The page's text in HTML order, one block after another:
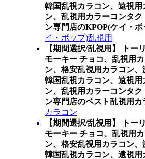
韓国乱視カラコン、遠視
ン、乱視用カラーコンタ
ン専門店のKPOP(ケイ・ポ
イ・ポップ)乱視用
【期間選択/乱視用】 トー
モーキー チョコ、乱視用
ン、格安乱視用カラコン、
韓国乱視カラコン、遠視
ン、乱視用カラーコンタ
ン専門店のベスト乱視用カ
カラコン
【期間選択/乱視用】 トー
モーキー チョコ、乱視用
ン、格安乱視用カラコン、
韓国乱視カラコン、遠視